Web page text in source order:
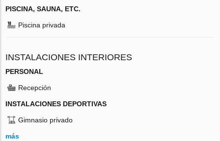
PISCINA, SAUNA, ETC.
Piscina privada
INSTALACIONES INTERIORES
PERSONAL
Recepción
INSTALACIONES DEPORTIVAS
Gimnasio privado
más